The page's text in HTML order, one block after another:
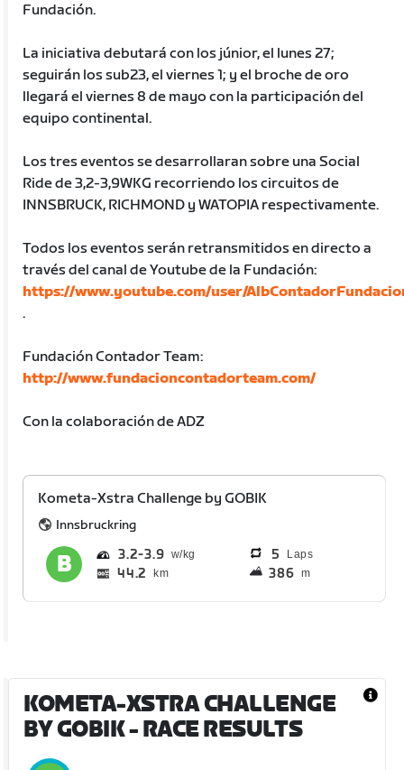
Fundación.
La iniciativa debutará con los júnior, el lunes 27;
seguirán los sub23, el viernes 1; y el broche de oro
llegará el viernes 8 de mayo con la participación del
equipo continental.
Los tres eventos se desarrollaran sobre una Social
Ride de 3,2-3,9WKG recorriendo los circuitos de
INNSBRUCK, RICHMOND y WATOPIA respectivamente.
Todos los eventos serán retransmitidos en directo a
través del canal de Youtube de la Fundación:
https://www.youtube.com/user/
.
Fundación Contador Team:
http://www.fundacioncontadorteam.com/
Con la colaboración de ADZ
Kometa-Xstra Challenge by GOBIK
Innsbruckring
3.2 3.9 5 Laps
44.2 km 386 m
KOMETA-XSTRA CHALLENGE
BY GOBIK- RACE RESULTS